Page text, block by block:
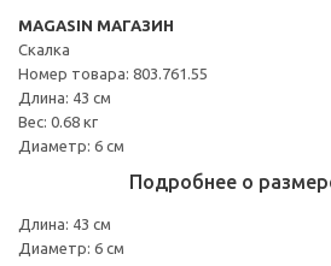
MAGASIN МАГАЗИН
Скалка
Номер товара: 803.761.55
Длина: 43 см
Вес: 0.68 кг
Диаметр: 6 см
Подробнее о
Длина: 43 см
Диаметр: 6 см